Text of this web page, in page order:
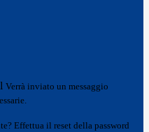
Verrà inviato un messaggio
Effettua il reset della password